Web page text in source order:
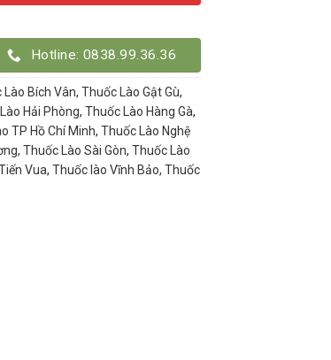
Hotline: 0838.99.36.36
Lào Bích Vân, Thuốc Lào Gật Gù,
Hải Phòng, Thuốc Lào Hàng Gà,
TP Hồ Chí Minh, Thuốc Lào Nghệ
, Thuốc Lào Sài Gòn, Thuốc Lào
Vua, Thuốc lào Vĩnh Bảo, Thuốc